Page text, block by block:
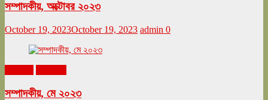
সম্পাদকীয়, অক্টোবর ২০২৩
October 19, 2023October 19, 2023 admin 0
সম্পাদকীয়, মে ২০২৩